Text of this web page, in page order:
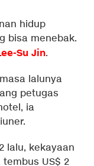
hidup
bisa menebak.
Su Jin.
lalunya
petugas
ia
lalu, kekayaan
US$ 2